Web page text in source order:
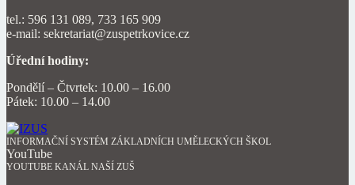
tel.: 596 131 089, 733 165 909
e-mail: sekretariat@zuspetrkovice.cz
Úřední hodiny:
Pondělí – Čtvrtek: 10.00 – 16.00
Pátek: 10.00 – 14.00
INFORMAČNÍ SYSTÉM ZÁKLADNÍCH UMĚLECKÝCH ŠKOL
YouTube
YOUTUBE KANÁL NAŠÍ ZUŠ